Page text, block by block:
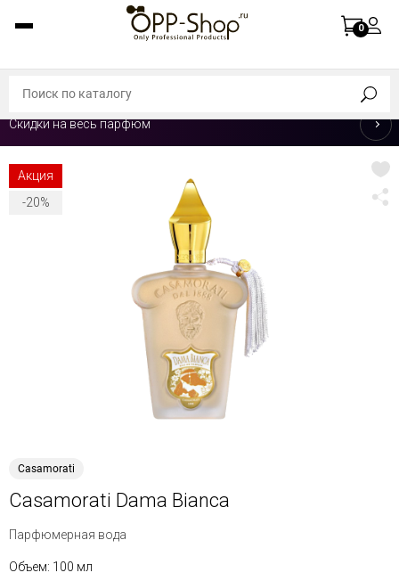
0
Скидки на весь парфюм
Акция
-20%
Casamorati
Casamorati Dama Bianca
Парфюмерная вода
Объем: 100 мл